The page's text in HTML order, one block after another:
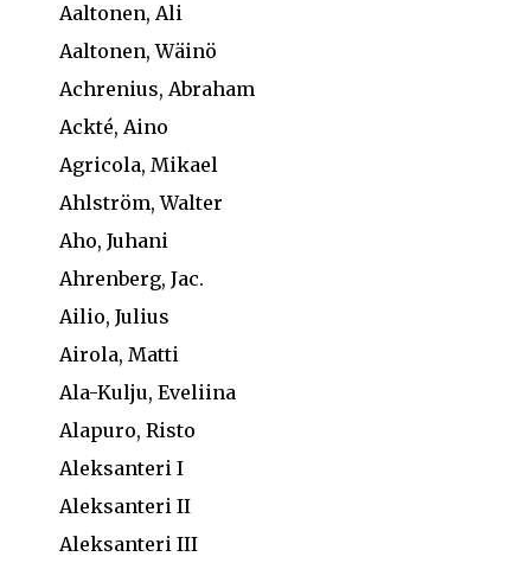
Aaltonen, Ali
Aaltonen, Wäinö
Achrenius, Abraham
Ackté, Aino
Agricola, Mikael
Ahlström, Walter
Aho, Juhani
Ahrenberg, Jac.
Ailio, Julius
Airola, Matti
Ala-Kulju, Eveliina
Alapuro, Risto
Aleksanteri I
Aleksanteri II
Aleksanteri III